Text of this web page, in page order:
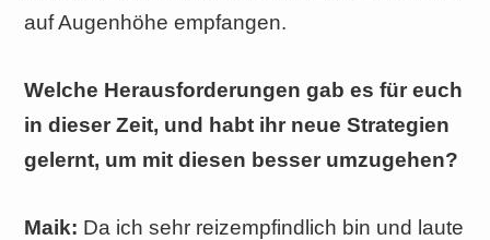
auf Augenhöhe empfangen.
Welche Herausforderungen gab es für euch
in dieser Zeit, und habt ihr neue Strategien
gelernt, um mit diesen besser umzugehen?
Maik: Da ich sehr reizempfindlich bin und laute